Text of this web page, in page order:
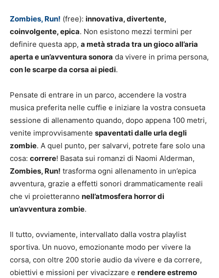
Zombies, Run! (free): innovativa, divertente,
coinvolgente, epica. Non esistono mezzi termini per
definire questa app, a metà strada tra un gioco all’aria
aperta e un’avventura sonora da vivere in prima persona,
con le scarpe da corsa ai piedi.
Pensate di entrare in un parco, accendere la vostra
musica preferita nelle cuffie e iniziare la vostra consueta
sessione di allenamento quando, dopo appena 100 metri,
venite improvvisamente spaventati dalle urla degli
zombie. A quel punto, per salvarvi, potrete fare solo una
cosa: correre! Basata sui romanzi di Naomi Alderman,
Zombies, Run! trasforma ogni allenamento in un’epica
avventura, grazie a effetti sonori drammaticamente reali
che vi proietteranno nell’atmosfera horror di
un’avventura zombie.
Il tutto, ovviamente, intervallato dalla vostra playlist
sportiva. Un nuovo, emozionante modo per vivere la
corsa, con oltre 200 storie audio da vivere e da correre,
obiettivi e missioni per vivacizzare e rendere estremo